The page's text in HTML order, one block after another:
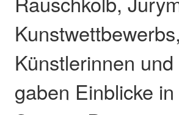
Künstlerinnen
gaben Einblicke